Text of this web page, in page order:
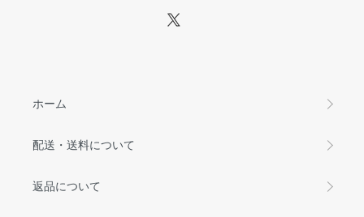
ホーム
配送・送料について
返品について